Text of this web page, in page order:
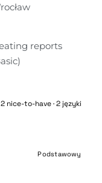
reports
nice-to-have · 2 języki
Podstawowy